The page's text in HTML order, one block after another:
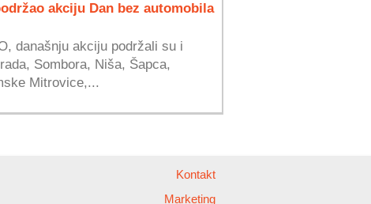
akciju Dan bez automobila
današnju akciju podržali su i
Sombora, Niša, Šapca,
Mitrovice,...
Kontakt
Marketing